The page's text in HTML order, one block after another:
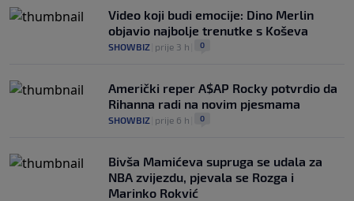
Video koji budi emocije: Dino Merlin
objavio najbolje trenutke s Koševa
SHOWBIZ prije 3 h 0
Američki reper A$AP Rocky potvrdio da
Rihanna radi na novim pjesmama
SHOWBIZ prije 6 h 0
Bivša Mamićeva supruga se udala za
NBA zvijezdu, pjevala se Rozga i
Marinko Rokvić